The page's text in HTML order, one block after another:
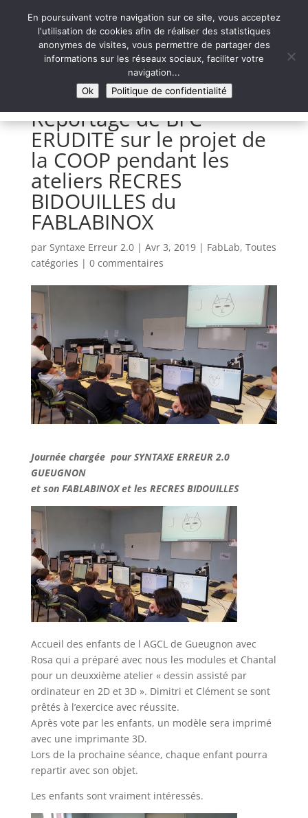
Syntaxe Erreur 2.0
LE NUMÉRIQUE SOLIDAIRE
Reportage de BFC
ERUDITE sur le projet de
la COOP pendant les
ateliers RECRES
BIDOUILLES du
FABLABINOX
par Syntaxe Erreur 2.0| Avr 3, 2019| FabLab, Toutes
catégories | 0 commentaires
Journée chargée pour SYNTAXE ERREUR 2.0
GUEUGNON
et son FABLABINOX et les RECRES BIDOUILLES
Accueil des enfants de l AGCL de Gueugnon avec
Rosa qui a préparé avec nous les modules et Chantal
pour un deuxxième atelier « dessin assisté par
ordinateur en 2D et 3D ». Dimitri et Clément se sont
prêtés à l’exercice avec réussite.
Après vote par les enfants, un modèle sera imprimé
avec une imprimante 3D.
Lors de la prochaine séance, chaque enfant pourra
repartir avec son objet.
Les enfants sont vraiment intéressés.
En poursuivant votre navigation sur ce site, vous acceptez
l'utilisation de cookies afin de réaliser des statistiques
anonymes de visites, vous permettre de partager des
informations sur les réseaux sociaux, faciliter votre
navigation...
Ok
Politique de confidentialité